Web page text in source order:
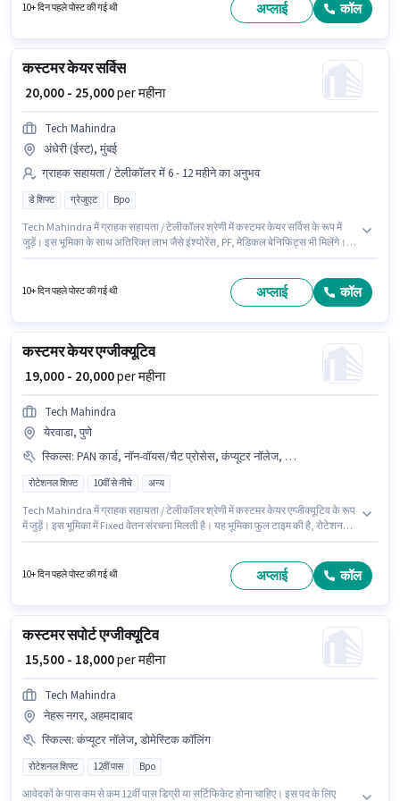
फुल टाइम भूमिका है, जिसमें डे शिफ्ट और 5 days working प्रति सप्ताह है। इस भूमिका के
लिए आवेदक के पास नॉन-वॉयस/चैट प्रोसेस जैसी स्किल्स होनी चाहिए।
10+ दिन पहले पोस्ट की गई थी अप्लाई कॉल
कस्टमर केयर सर्विस
₹ 20,000 - 25,000per महीना
Tech Mahindra
अंधेरी (ईस्ट), मुंबई
ग्राहक सहायता / टेलीकॉलर में 6 - 12 महीने का अनुभव
डे शिफ्ट ग्रेजुएट Bpo
Tech Mahindra में ग्राहक सहायता / टेलीकॉलर श्रेणी में कस्टमर केयर सर्विस के रूप में
जुड़ें। इस भूमिका के साथ अतिरिक्त लाभ जैसे इंश्योरेंस, PF, मेडिकल बेनिफिट्स भी मिलेंगे।
वाले के लिए खुली है, मासिक वेतन ₹25000 रहेगा।
10+ दिन पहले पोस्ट की गई थी अप्लाई कॉल
कस्टमर केयर एग्जीक्यूटिव
₹ 19,000 - 20,000per महीना
Tech Mahindra
येरवाडा, पुणे
स्किल्स: PAN कार्ड, नॉन-वॉयस/चैट प्रोसेस, कंप्यूटर नॉलेज, आधार कार्ड
रोटेशनल शिफ्ट 10वीं से नीचे अन्य
Tech Mahindra में ग्राहक सहायता / टेलीकॉलर श्रेणी में कस्टमर केयर एग्जीक्यूटिव के रूप
में जुड़ें। इस भूमिका में Fixed वेतन संरचना मिलती है। यह भूमिका फुल टाइम की है, रोटेशनल
सकते हैं। इस भूमिका के लिए उम्मीदवार के पास कंप्यूटर नॉलेज, नॉन-वॉयस/चैट प्रोसेस होना
10+ दिन पहले पोस्ट की गई थी अप्लाई कॉल
कस्टमर सपोर्ट एग्जीक्यूटिव
₹ 15,500 - 18,000per महीना
Tech Mahindra
नेहरू नगर, अहमदाबाद
स्किल्स: कंप्यूटर नॉलेज, डोमेस्टिक कॉलिंग
रोटेशनल शिफ्ट 12वीं पास Bpo
आवेदकों के पास कम से कम 12वीं पास डिग्री या सर्टिफिकेट होना चाहिए। इस पद के लिए